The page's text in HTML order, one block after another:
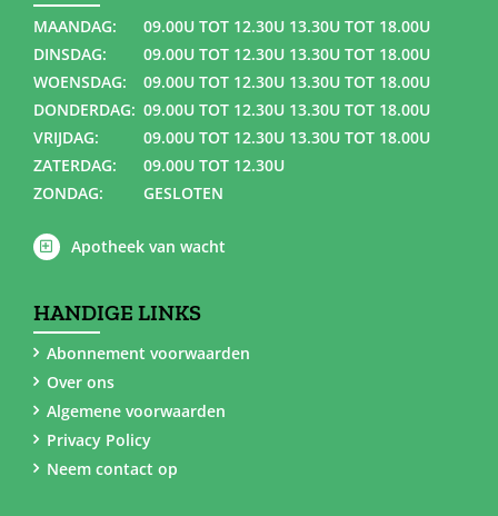
MAANDAG:
09.00U TOT 12.30U 13.30U TOT 18.00U
DINSDAG:
09.00U TOT 12.30U 13.30U TOT 18.00U
WOENSDAG:
09.00U TOT 12.30U 13.30U TOT 18.00U
DONDERDAG: 09.00U TOT 12.30U 13.30U TOT 18.00U
VRIJDAG:
09.00U TOT 12.30U 13.30U TOT 18.00U
ZATERDAG:
09.00U TOT 12.30U
ZONDAG:
GESLOTEN
Apotheek van wacht
HANDIGE LINKS
Abonnement voorwaarden
Over ons
Algemene voorwaarden
Privacy Policy
Neem contact op